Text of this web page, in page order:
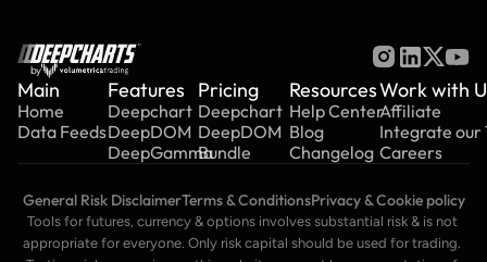
by
Main
Home
Data Feeds
Features
Deepchart
DeepDOM
DeepGamma
Pricing
Deepchart
DeepDOM
Bundle
Resources
Help Center
Blog
Changelog
Work with
Affiliate
Integrate our
Careers
General Risk DisclaimerTerms & ConditionsPrivacy & Cookie policy
Tools for futures, currency & options involves substantial risk & is not
appropriate for everyone. Only risk capital should be used for trading.